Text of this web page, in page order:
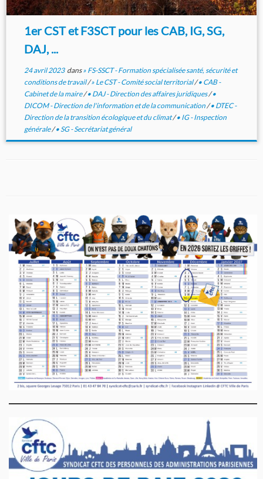
1er CST et F3SCT pour les CAB, IG, SG,
DAJ, ...
24 avril 2023dans» FS-SSCT - Formation spécialisée santé, sécurité et
conditions de travail/» Le CST - Comité social territorial/• CAB -
Cabinet de la maire/• DAJ - Direction des affaires juridiques/•
DICOM - Direction de l'information et de la communication/• DTEC -
Direction de la transition écologique et du climat/• IG - Inspection
générale/• SG - Secrétariat général